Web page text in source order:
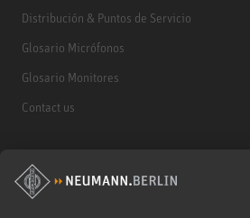
Distribución & Puntos de Servicio
Glosario Micrófonos
Glosario Monitores
Contact us
Micrófonos